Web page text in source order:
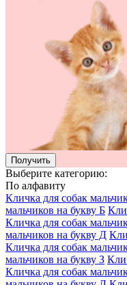
Получить
Выберите категорию:
По алфавиту
Кличка для собак
мальчиков на букву Б
Кличка для собак
мальчиков на букву Д
Кличка для собак
мальчиков на букву З
Кличка для собак